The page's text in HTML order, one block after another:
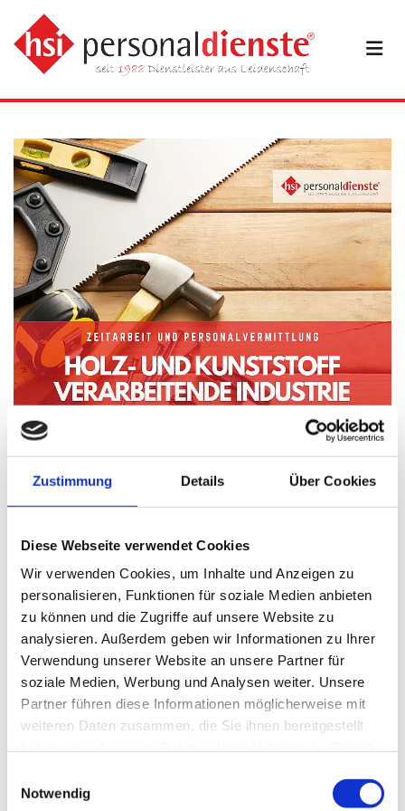
Zustimmung Details Über Cookies
Diese Webseite verwendet Cookies
Wir verwenden Cookies, um Inhalte und Anzeigen zu
personalisieren, Funktionen für soziale Medien anbieten
zu können und die Zugriffe auf unsere Website zu
analysieren. Außerdem geben wir Informationen zu Ihrer
Verwendung unserer Website an unsere Partner für
soziale Medien, Werbung und Analysen weiter. Unsere
Partner führen diese Informationen möglicherweise mit
weiteren Daten zusammen, die Sie ihnen bereitgestellt
Notwendig
06/03/2023von hsi personaldienste
In Ihrem Beruf dominieren die
Bereiche Holz oder Kunststoff?
Wir vermitteln in Industrie und Handwerk viele passende
Stellen. Sichern Sie sich Ihre Jobchancen und
Jobperspektiven.
Zum Beispiel für
- Tischler m|w|d
- Drucktechniker m|w|d
- Verfahrensmechaniker für Kunststoff- und
Kautschuktechnik m|w|d
und viele weitere Stellen in den Bereichen Holzhandwerk,
Druckindustrie, Kunststoffindustrie. Erfahren Sie hier mehr
https://www.hsi.info/